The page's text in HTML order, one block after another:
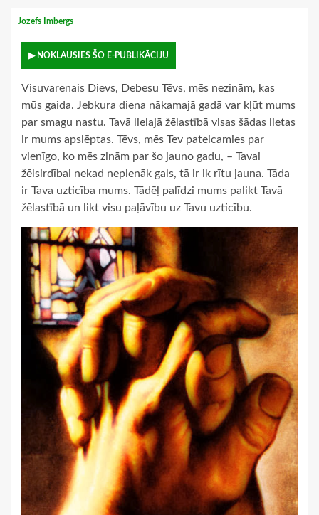
Jozefs Imbergs
▶ NOKLAUSIES ŠO E-PUBLIKĀCIJU
Visuvarenais Dievs, Debesu Tēvs, mēs nezinām, kas
mūs gaida. Jebkura diena nākamajā gadā var kļūt mums
par smagu nastu. Tavā lielajā žēlastībā visas šādas lietas
ir mums apslēptas. Tēvs, mēs Tev pateicamies par
vienīgo, ko mēs zinām par šo jauno gadu, – Tavai
žēlsirdībai nekad nepienāk gals, tā ir ik rītu jauna. Tāda
ir Tava uzticība mums. Tādēļ palīdzi mums palikt Tavā
žēlastībā un likt visu paļāvību uz Tavu uzticību.